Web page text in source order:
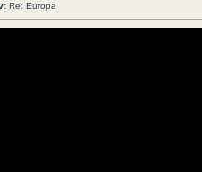
Re: Europa